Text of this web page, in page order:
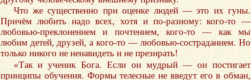
Что же существенно при оценке людей — это их гуны.
Причём любить надо всех, хотя и по-разному: кого-то —
любовью-преклонением и почтением, кого-то — как мы
любим детей, друзей, а кого-то — любовью-состраданием. Но
только никого не ненавидеть и не презирать!
«Так и ученик Бога. Если он мудрый — он постигает
принципы обучения. Формы телесные не введут его в обман,